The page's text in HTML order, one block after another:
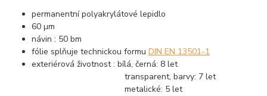
permanentní polyakrylátové lepidlo
60 µm
návin : 50 bm
fólie splňuje technickou formuDIN EN 13501-1
exteriérová životnost : bílá, černá: 8 let
transparent, barvy: 7 let
metalické: 5 let